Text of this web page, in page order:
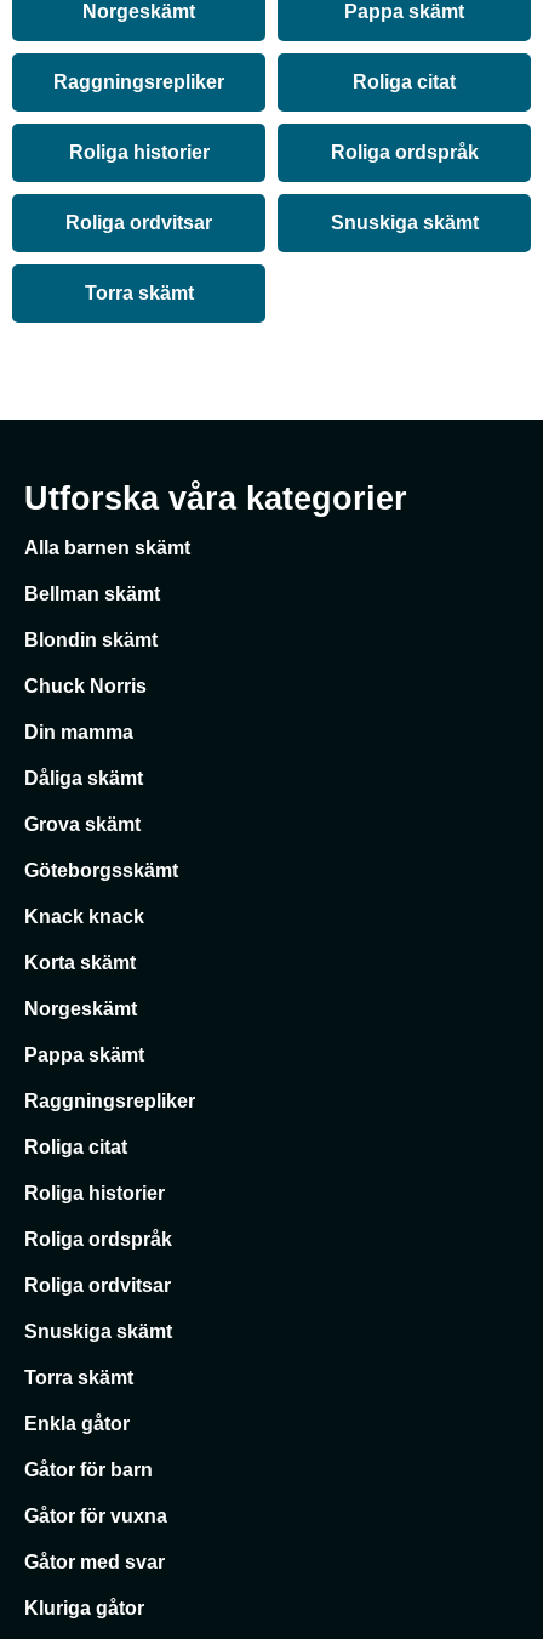
Norgeskämt Pappa skämt
Raggningsrepliker Roliga citat
Roliga historier Roliga ordspråk
Roliga ordvitsar Snuskiga skämt
Torra skämt
Utforska våra kategorier
Alla barnen skämt
Bellman skämt
Blondin skämt
Chuck Norris
Din mamma
Dåliga skämt
Grova skämt
Göteborgsskämt
Knack knack
Korta skämt
Norgeskämt
Pappa skämt
Raggningsrepliker
Roliga citat
Roliga historier
Roliga ordspråk
Roliga ordvitsar
Snuskiga skämt
Torra skämt
Enkla gåtor
Gåtor för barn
Gåtor för vuxna
Gåtor med svar
Kluriga gåtor